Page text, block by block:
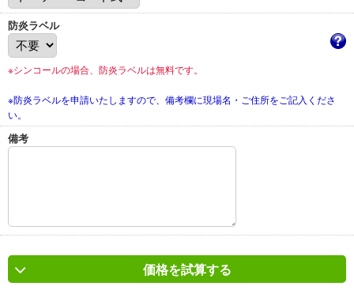
防炎ラベル
※シンコールの場合、防炎ラベルは無料です。
※防炎ラベルを申請いたしますので、備考欄に現場名・ご住所をご記入くださ
い。
備考
価格を試算する